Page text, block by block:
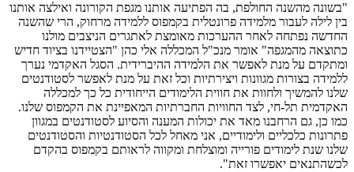
"בשונה מהשנה החולפת, בה הפתיעה אותנו מגפת הקורונה ואילצה אותנו
בין לילה לעבור מלמידה פרונטלית בקמפוס ללמידה מרחוק, הרי שהשנה
החדשה נפתחה לאחר ההערכות מאומצת לאתגרים הניצבים מולנו
כתוצאה מהמגפה" אומר מנכ"ל המכללה אלי כהן "הצטיידנו בציוד חדיש
ומתקדם על מנת לאפשר את הלמידה ההיברידית. הסגל האקדמי נערך
ללמידה בצורות מגוונות ויצירתיות וכל זאת על מנת לאפשר לסטודנטים
שלנו להמשיך ולחוות את חווית הלימודים הייחודית כל כך למכללה
האקדמית תל-חי, לצד החוויות החברתיות המאפיינת את הקמפוס שלנו.
כמו כן, גם הרחבנו מאד את יכולות המענה והסיוע לסטודנטים במגוון
פתרונות כלכליים ולימודיים, אני מאחל לכל הסטודנטיות והסטודנטים
שלנו שנת לימודים פורייה ומוצלחת ומקווה לראותם בקמפוס בהקדם
לכשהתנאים יאפשרו זאת".